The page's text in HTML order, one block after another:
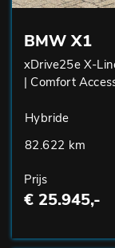
BMW X1
xDrive25e X-
| Comfort
Hybride
82.622 km
Prijs
€ 25.945,-